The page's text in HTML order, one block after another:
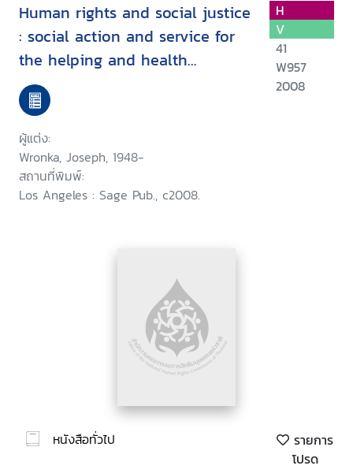
Human rights and social justice
: social action and service for
the helping and health
professions
ผู้แต่ง:
Wronka, Joseph, 1948-
สถานที่พิมพ์:
Los Angeles : Sage Pub., c2008.
H
V
41
W957
2008
หนังสือทั่วไป
รายการ
โปรด